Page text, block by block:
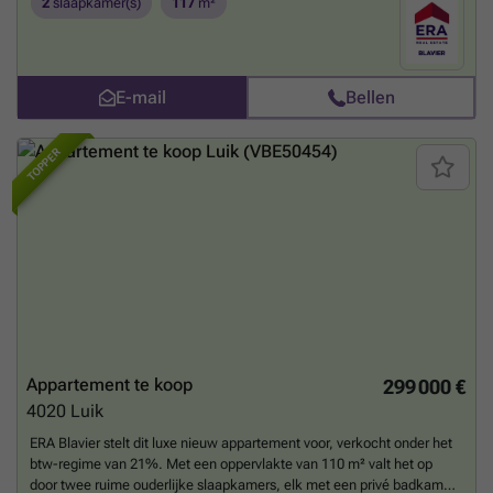
adembenemend uitzicht op de Maas en uitzonderlijk veel lichtinval.
Gelegen in een kleine copropriété van 6 units met een lift, biedt dit
appartement ook de mogelijkheid om een parkeerplaats bij te kopen.
De perfecte locatie, op slechts 10 minuten lopen van het
stadscentrum en alle voorzieningen, maakt het tot een zeldzaam
aanbod op de markt. Mis deze unieke kans niet!Meer weten?
E-mail Bellen
TOPPER
299 000 €
Appartement te koop
4020 Luik
ERA Blavier stelt dit luxe nieuw appartement voor, verkocht onder het
btw-regime van 21%. Met een oppervlakte van 110 m² valt het op
door twee ruime ouderlijke slaapkamers, elk met een privé badkamer,